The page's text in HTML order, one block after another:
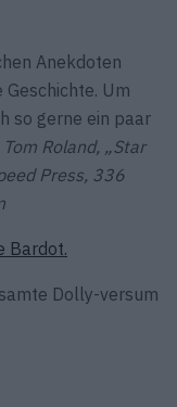
Anekdoten
Um
so gerne ein paar
Roland, „Star
Press, 336
Bardot.
Dolly-versum